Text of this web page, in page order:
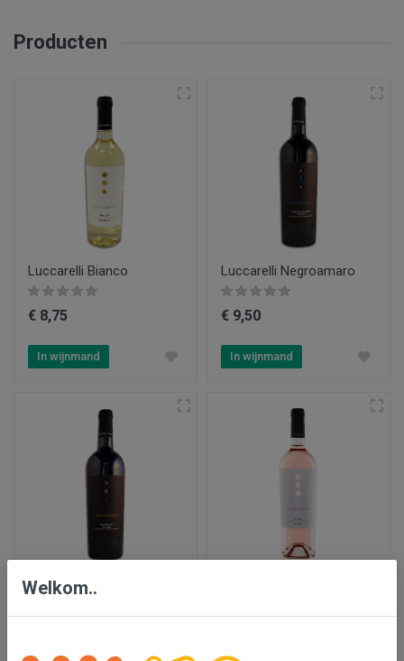
Producten
Luccarelli Bianco
€ 8,75
In wijnmand
Luccarelli Negroamaro
€ 9,50
In wijnmand
Luccarelli Primitivo
Welkom..